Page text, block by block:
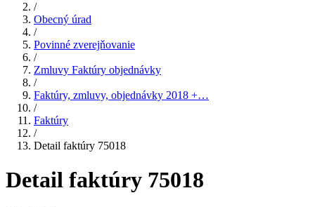
/
Obecný úrad
/
Povinné zverejňovanie
/
Zmluvy Faktúry objednávky
/
Faktúry, zmluvy, objednávky 2018 +…
/
Faktúry
/
Detail faktúry 75018
Detail faktúry 75018